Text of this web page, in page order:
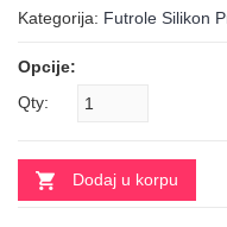
Kategorija: Futrole Silikon
Opcije:
Qty:
Dodaj u korpu